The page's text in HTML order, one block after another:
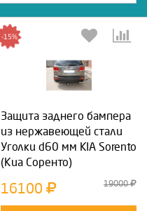
Защита заднего бампера
из нержавеющей стали
Уголки d60 мм KIA Sorento
(Киа Соренто)
-15%
16100 19000